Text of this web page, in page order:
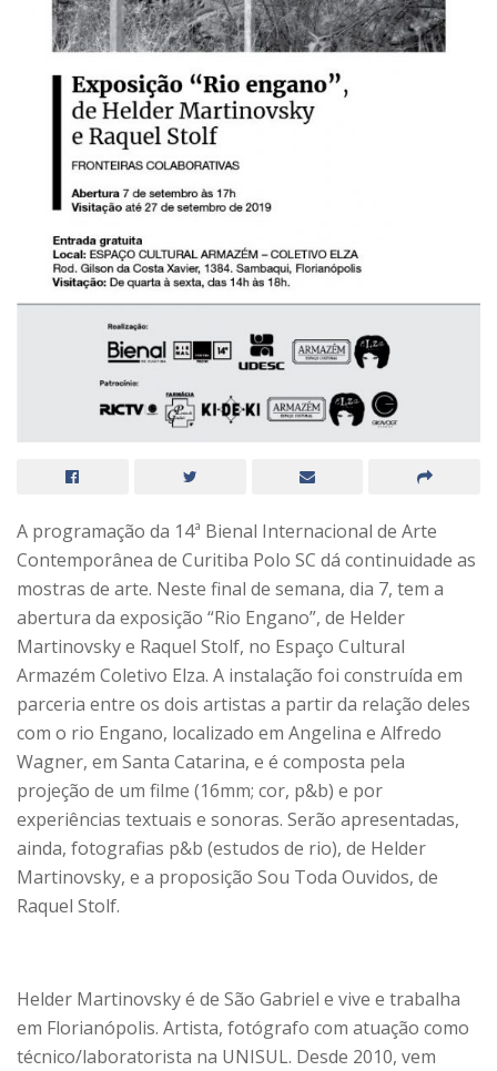
A programação da 14ª Bienal Internacional de Arte
Contemporânea de Curitiba Polo SC dá continuidade as
mostras de arte. Neste final de semana, dia 7, tem a
abertura da exposição “Rio Engano”, de Helder
Martinovsky e Raquel Stolf, no Espaço Cultural
Armazém Coletivo Elza. A instalação foi construída em
parceria entre os dois artistas a partir da relação deles
com o rio Engano, localizado em Angelina e Alfredo
Wagner, em Santa Catarina, e é composta pela
projeção de um filme (16mm; cor, p&b) e por
experiências textuais e sonoras. Serão apresentadas,
ainda, fotografias p&b (estudos de rio), de Helder
Martinovsky, e a proposição Sou Toda Ouvidos, de
Raquel Stolf.
Helder Martinovsky é de São Gabriel e vive e trabalha
em Florianópolis. Artista, fotógrafo com atuação como
técnico/laboratorista na UNISUL. Desde 2010, vem